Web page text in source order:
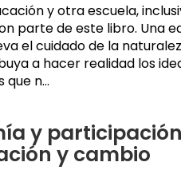
y otra escuela,
parte de este libro. Una
el cuidado de la
a hacer realidad los
n...
y
y cambio